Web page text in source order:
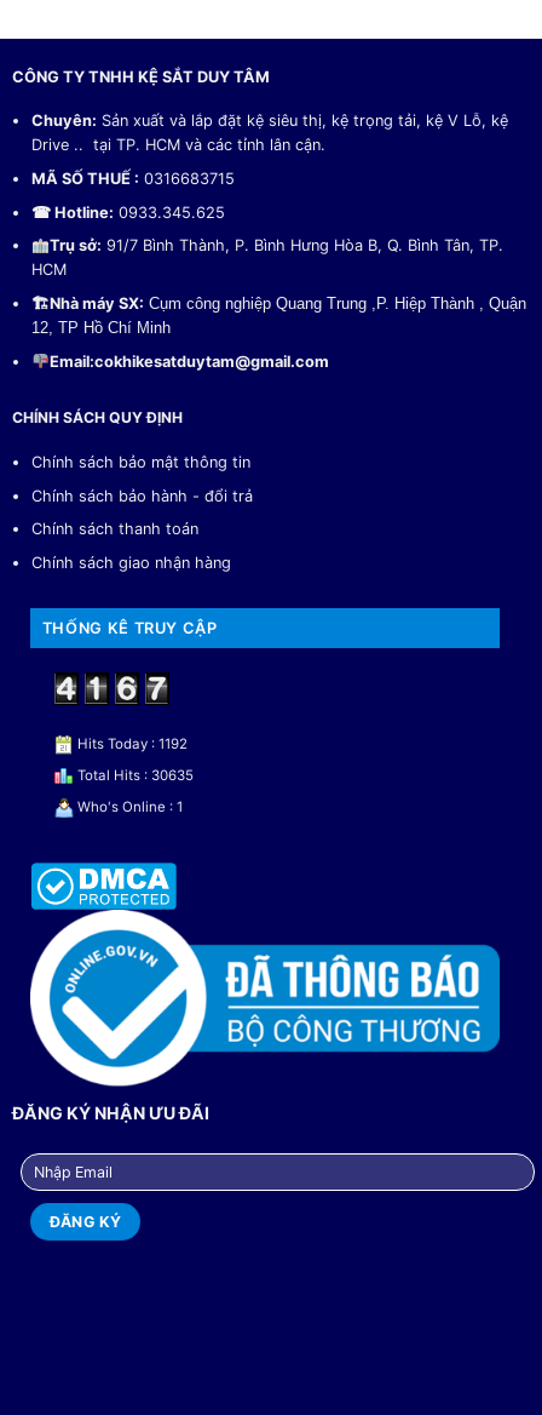
CÔNG TY TNHH KỆ SẮT DUY TÂM
Chuyên: Sản xuất và lắp đặt kệ siêu thị, kệ trọng tải, kệ V Lỗ, kệ
Drive .. tại TP. HCM và các tỉnh lân cận.
MÃ SỐ THUẾ : 0316683715
☎ Hotline: 0933.345.625
Trụ sở: 91/7 Bình Thành, P. Bình Hưng Hòa B, Q. Bình Tân, TP.
HCM
🏗Nhà máy SX: Cụm công nghiệp Quang Trung ,P. Hiệp Thành , Quận
12, TP Hồ Chí Minh
Email:cokhikesatduytam@gmail.com
CHÍNH SÁCH QUY ĐỊNH
Chính sách bảo mật thông tin
Chính sách bảo hành - đổi trả
Chính sách thanh toán
Chính sách giao nhận hàng
THỐNG KÊ TRUY CẬP
Hits Today : 1192
Total Hits : 30635
Who's Online : 1
ĐĂNG KÝ NHẬN ƯU ĐÃI